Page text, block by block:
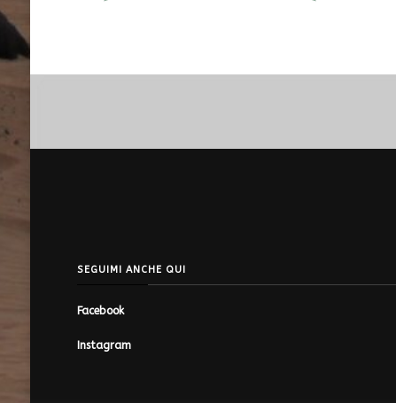
SEGUIMI ANCHE QUI
Facebook
Instagram